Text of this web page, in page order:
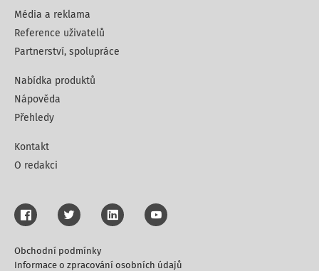
Média a reklama
Reference uživatelů
Partnerství, spolupráce
Nabídka produktů
Nápověda
Přehledy
Kontakt
O redakci
Obchodní podmínky
Informace o zpracování osobních údajů